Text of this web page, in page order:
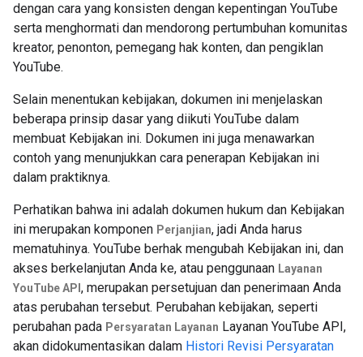
dengan cara yang konsisten dengan kepentingan YouTube
serta menghormati dan mendorong pertumbuhan komunitas
kreator, penonton, pemegang hak konten, dan pengiklan
YouTube.
Selain menentukan kebijakan, dokumen ini menjelaskan
beberapa prinsip dasar yang diikuti YouTube dalam
membuat Kebijakan ini. Dokumen ini juga menawarkan
contoh yang menunjukkan cara penerapan Kebijakan ini
dalam praktiknya.
Perhatikan bahwa ini adalah dokumen hukum dan Kebijakan
ini merupakan komponen Perjanjian, jadi Anda harus
mematuhinya. YouTube berhak mengubah Kebijakan ini, dan
akses berkelanjutan Anda ke, atau penggunaan Layanan
YouTube API , merupakan persetujuan dan penerimaan Anda
atas perubahan tersebut. Perubahan kebijakan, seperti
perubahan pada Persyaratan Layanan Layanan YouTube API,
akan didokumentasikan dalam Histori Revisi Persyaratan